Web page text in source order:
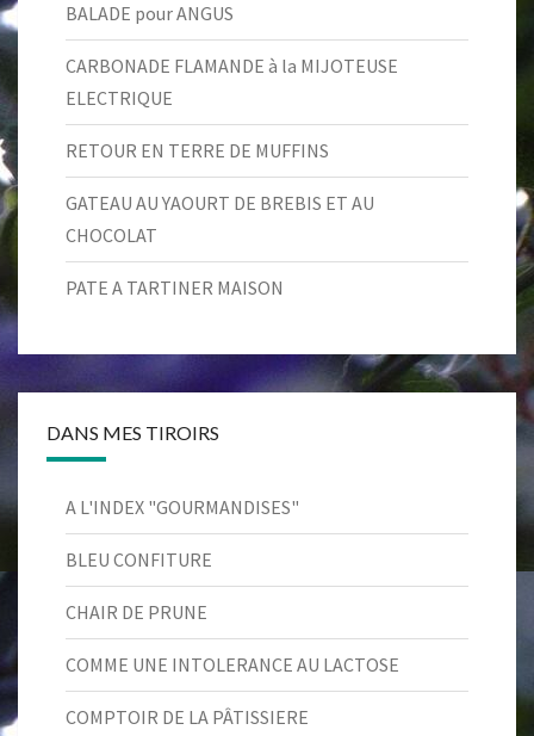
BALADE pour ANGUS
CARBONADE FLAMANDE à la MIJOTEUSE
ELECTRIQUE
RETOUR EN TERRE DE MUFFINS
GATEAU AU YAOURT DE BREBIS ET AU
CHOCOLAT
PATE A TARTINER MAISON
DANS MES TIROIRS
A L'INDEX "GOURMANDISES"
BLEU CONFITURE
CHAIR DE PRUNE
COMME UNE INTOLERANCE AU LACTOSE
COMPTOIR DE LA PÂTISSIERE